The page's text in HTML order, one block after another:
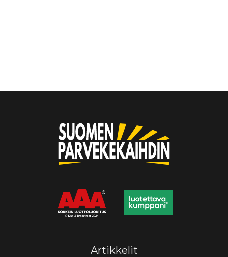
Artikkelit